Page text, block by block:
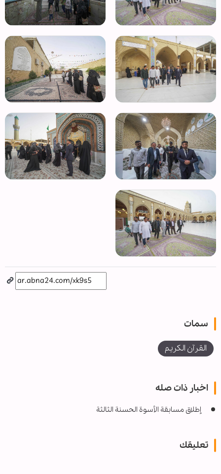
سمات
القرآن الكريم
اخبار ذات صله
إطلاق مسابقة الأسوة الحسنة الثالثة
تعليقك